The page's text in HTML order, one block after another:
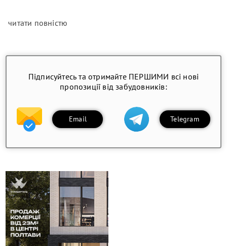
читати повністю
Підписуйтесь та отримайте ПЕРШИМИ всі нові
пропозиції від забудовників:
Email Telegram